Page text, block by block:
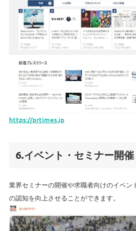
https://prtimes.jp
6.イベント・セミナー開催
業界セミナーの開催や求職者向けのイベン
の認知を向上させることができます。